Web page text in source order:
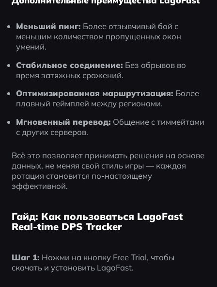
Меньший пинг: Более отзывчивый бой с
меньшим количеством пропущенных окон
умений.
Стабильное соединение: Без обрывов во
время затяжных сражений.
Оптимизированная маршрутизация: Более
плавный геймплей между регионами.
Мгновенный перевод: Общение с тиммейтами
с других серверов.
Всё это позволяет принимать решения на основе
данных, не меняя свой стиль игры — каждая
ротация становится по-настоящему
эффективной.
Гайд: Как пользоваться LagoFast
Real-time DPS Tracker
Шаг 1: Нажми на кнопку Free Trial, чтобы
скачать и установить LagoFast.